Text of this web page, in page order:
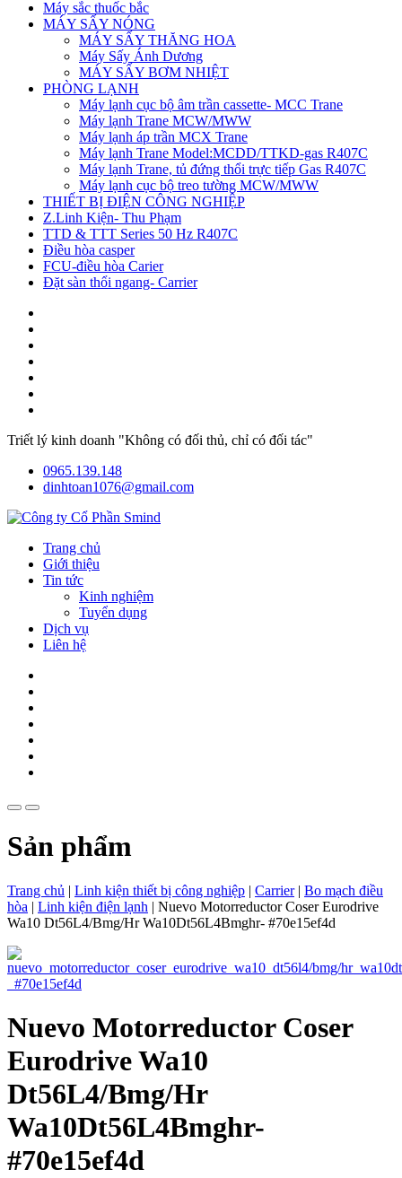
Máy sắc thuốc bắc
MÁY SẤY NÓNG
MÁY SẤY THĂNG HOA
Máy Sấy Ánh Dương
MÁY SẤY BƠM NHIỆT
PHÒNG LẠNH
Máy lạnh cục bộ âm trần cassette- MCC Trane
Máy lạnh Trane MCW/MWW
Máy lạnh áp trần MCX Trane
Máy lạnh Trane Model:MCDD/TTKD-gas R407C
Máy lạnh Trane, tủ đứng thổi trực tiếp Gas R407C
Máy lạnh cục bộ treo tường MCW/MWW
THIẾT BỊ ĐIỆN CÔNG NGHIỆP
Z.Linh Kiện- Thu Phạm
TTD & TTT Series 50 Hz R407C
Điều hòa casper
FCU-điều hòa Carier
Đặt sàn thổi ngang- Carrier
Triết lý kinh doanh "Không có đối thủ, chỉ có đối tác"
0965.139.148
dinhtoan1076@gmail.com
Trang chủ
Giới thiệu
Tin tức
Kinh nghiệm
Tuyển dụng
Dịch vụ
Liên hệ
Sản phẩm
Trang chủ | Linh kiện thiết bị công nghiệp | Carrier| Bo mạch điều
hòa | Linh kiện điện lạnh | Nuevo Motorreductor Coser Eurodrive
Wa10 Dt56L4/Bmg/Hr Wa10Dt56L4Bmghr- #70e15ef4d
Nuevo Motorreductor Coser
Eurodrive Wa10
Dt56L4/Bmg/Hr
Wa10Dt56L4Bmghr-
#70e15ef4d